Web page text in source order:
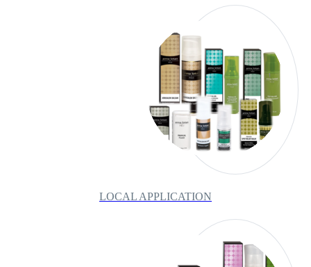
LOCAL APPLICATION